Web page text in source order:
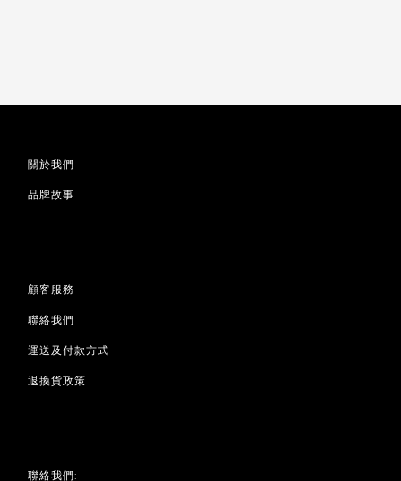
關於我們
品牌故事
顧客服務
聯絡我們
運送及付款方式
退換貨政策
聯絡我們: